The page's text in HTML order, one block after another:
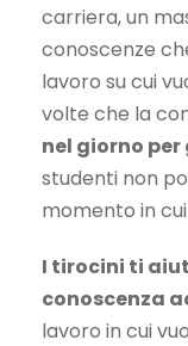
carriera, un
conoscenze
lavoro su cui
volte che la
nel giorno
studenti non
momento in
I tirocini ti
conoscenza
lavoro in cui